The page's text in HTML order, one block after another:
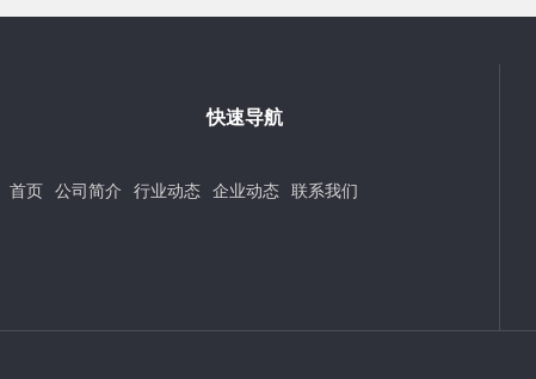
快速导航
首页 公司简介 行业动态 企业动态 联系我们